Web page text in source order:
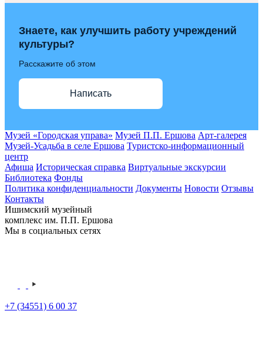
Знаете, как улучшить работу учреждений
культуры?
Расскажите об этом
Написать
Музей «Городская управа» Музей П.П. Ершова Арт-галерея
Музей-Усадьба в селе Ершова Туристско-информационный
центр
Афиша Историческая справка Виртуальные экскурсии
Библиотека Фонды
Политика конфиденциальности Документы Новости Отзывы
Контакты
Ишимский музейный
комплекс им. П.П. Ершова
Мы в социальных сетях
+7 (34551) 6 00 37